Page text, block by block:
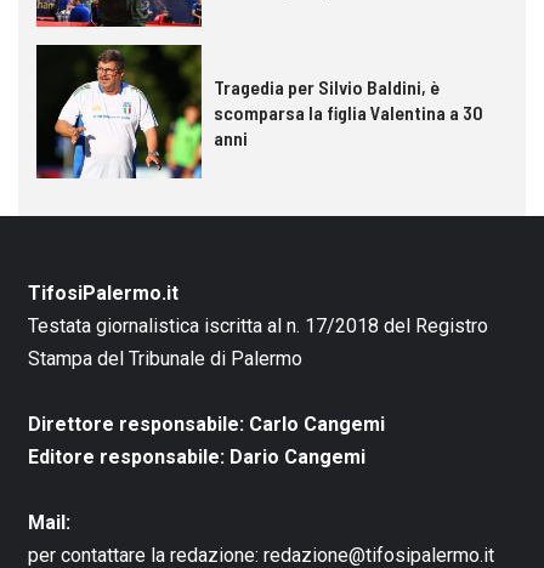
Tragedia per Silvio Baldini, è
scomparsa la figlia Valentina a 30
anni
TifosiPalermo.it
Testata giornalistica iscritta al n. 17/2018 del Registro
Stampa del Tribunale di Palermo
Direttore responsabile: Carlo Cangemi
Editore responsabile: Dario Cangemi
Mail:
per contattare la redazione: redazione@tifosipalermo.it